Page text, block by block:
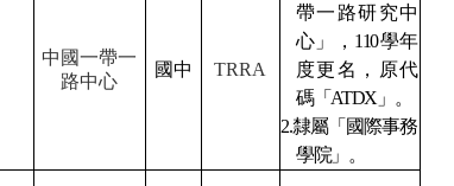
中國一帶一
路中心
國中 TRRA
帶一路研究中
心」， 110學年
度更名，原代
碼「 ATDX」 。
2.隸屬「國際事務
學院」。